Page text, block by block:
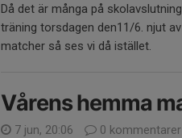
Då det är många på
träning torsdagen den11/6. njut
matcher så ses vi då istället.
Vårens hemma
7 jun, 20:06 0 kommentarer